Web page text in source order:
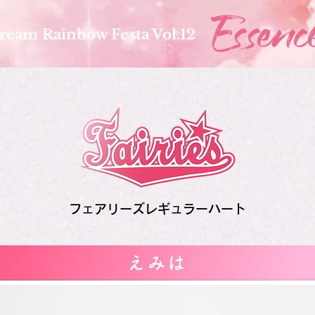
Rainbow Festa Vol.12
フェアリーズレギュラーハート
えみは